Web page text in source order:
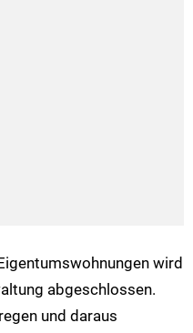
wird
abgeschlossen.
und daraus